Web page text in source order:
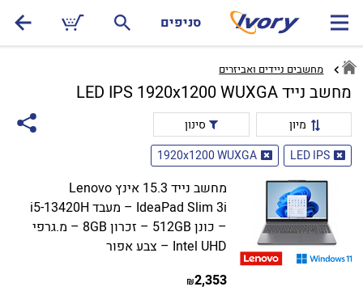
סניפים
מחשבים ניידים ואביזרים
מחשב נייד LED IPS 1920x1200 WUXGA
מיון
סינון
LED IPS
1920x1200 WUXGA
מחשב נייד 15.3 אינץ Lenovo
IdeaPad Slim 3i – מעבד i5-13420H
– כונן 512GB – זכרון 8GB – מ.גרפי
Intel UHD – צבע אפור
2,353
₪